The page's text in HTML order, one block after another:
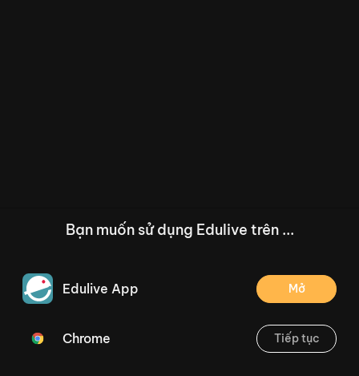
/--
Thoát
Bạn muốn sử dụng Edulive trên ...
Edulive App Mở
Chrome Tiếp tục